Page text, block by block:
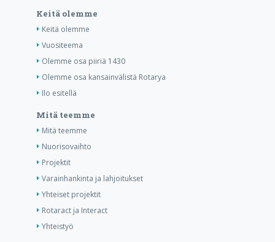
Keitä olemme
Keitä olemme
Vuositeema
Olemme osa piiriä 1430
Olemme osa kansainvälistä Rotarya
Ilo esitellä
Mitä teemme
Mitä teemme
Nuorisovaihto
Projektit
Varainhankinta ja lahjoitukset
Yhteiset projektit
Rotaract ja Interact
Yhteistyö